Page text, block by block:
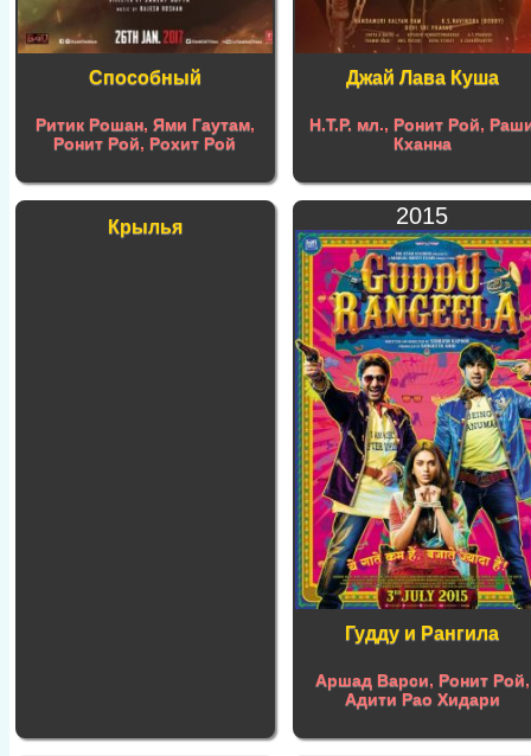
Способный
Ритик Рошан, Ями Гаутам,
Ронит Рой,Рохит Рой
Джай Лава Куша
Н.Т.Р. мл.,Ронит Рой,
Кханна
Крылья 2015
Гудду и Рангила
Аршад Варси, Ронит Рой,
Адити Рао Хидари